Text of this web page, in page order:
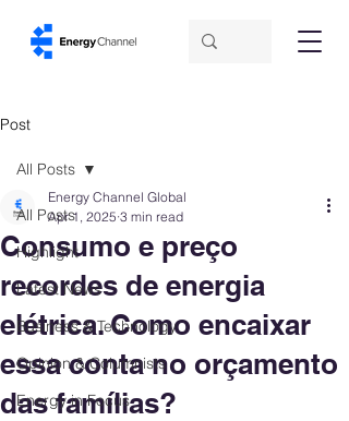
Post
All Posts
Highlight
Latest News
Business & Technology
Opinion & Columnists
Energy in Focus
All Posts
Consumo e preço
recordes de energia
elétrica. Como encaixar
essa conta no orçamento
das famílias?
Energy Channel Global
Apr 1, 2025 3 min read